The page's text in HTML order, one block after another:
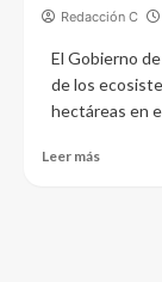
Redacción C
El Gobierno
de los
hectáreas en
Leer más